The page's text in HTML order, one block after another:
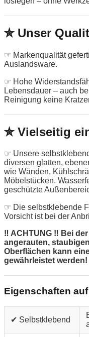
✮ Unser
☞ Markenqualität
Auslandsware.
☞ Hohe
Lebensdauer – auch
Reinigung keine
✮ Vielseitig
☞ Unsere
diversen glatten,
wie Wänden,
Möbelstücken.
geschützte
☞ Die selbstklebende
Vorsicht ist bei der
‼ ACHTUNG ‼ Bei
angerauten,
Oberflächen kann
gewährleistet werden!
Eigenschaften
✔ Selbstklebend